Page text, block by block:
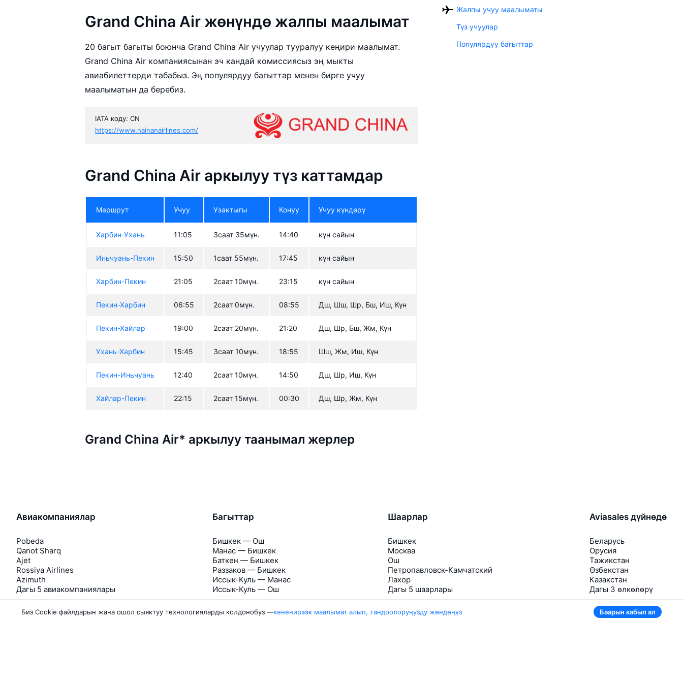
Grand China Air жөнүндө жалпы маалымат
20 багыт багыты боюнча Grand China Air учуулар тууралуу кеңири маалымат.
Grand China Air компаниясынан эч кандай комиссиясыз эң мыкты
авиабилеттерди табабыз. Эң популярдуу багыттар менен бирге учуу
маалыматын да беребиз.
IATA коду: CN
https://www.hainanairlines.com/
Grand China Air аркылуу түз каттамдар
Маршрут Учуу Узактыгы Конуу Учуу күндөрү
Харбин-Ухань 11:05 3саат 35мүн. 14:40 күн сайын
Иньчуань-Пекин 15:50 1саат 55мүн. 17:45 күн сайын
Харбин-Пекин 21:05 2саат 10мүн. 23:15 күн сайын
Пекин-Харбин 06:55 2саат 0мүн. 08:55 Дш, Шш, Шр, Бш, Иш, Күн
Пекин-Хайлар 19:00 2саат 20мүн. 21:20 Дш, Шр, Бш, Жм, Күн
Ухань-Харбин 15:45 3саат 10мүн. 18:55 Шш, Жм, Иш, Күн
Пекин-Иньчуань 12:40 2саат 10мүн. 14:50 Дш, Шр, Иш, Күн
Хайлар-Пекин 22:15 2саат 15мүн. 00:30 Дш, Шр, Жм, Күн
Grand China Air* аркылуу таанымал жерлер
Жалпы учуу маалыматы
Түз учуулар
Популярдуу багыттар
Авиакомпаниялар
Pobeda
Qanot Sharq
Ajet
Rossiya Airlines
Azimuth
Дагы 5 авиакомпаниялары
Багыттар
Бишкек — Ош
Манас — Бишкек
Баткен — Бишкек
Раззаков — Бишкек
Иссык-Куль — Манас
Иссык-Куль — Ош
Шаарлар
Бишкек
Москва
Ош
Петропавловск-Камчатский
Лахор
Дагы 5 шаарлары
Aviasales дүйнөдө
Беларусь
Орусия
Тажикстан
Өзбекстан
Казакстан
Дагы 3 өлкөлөрү
Биз Сookie файлдарын жана ошол сыяктуу технологияларды колдонобуз —кененирээк маалымат алып, тандоолоруңузду жөндөңүз Баарын кабыл ал